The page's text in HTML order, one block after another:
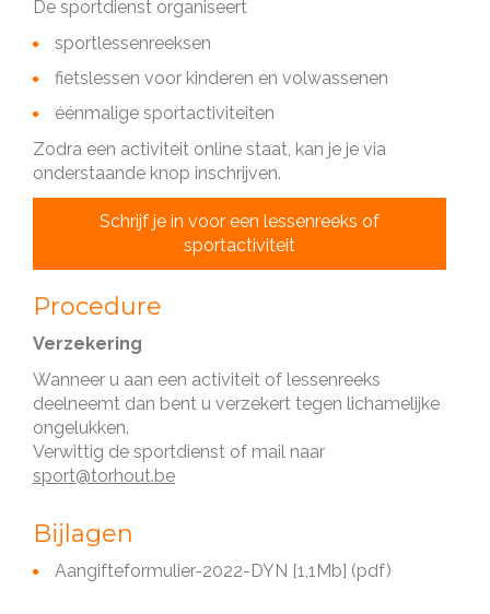
De sportdienst organiseert
sportlessenreeksen
fietslessen voor kinderen en volwassenen
éénmalige sportactiviteiten
Zodra een activiteit online staat, kan je je via
onderstaande knop inschrijven.
Schrijf je in voor een lessenreeks of
sportactiviteit
Procedure
Verzekering
Wanneer u aan een activiteit of lessenreeks
deelneemt dan bent u verzekert tegen lichamelijke
ongelukken.
Verwittig de sportdienst of mail naar
sport@torhout.be
Bijlagen
Aangifteformulier-2022-DYN [1,1Mb] (pdf)